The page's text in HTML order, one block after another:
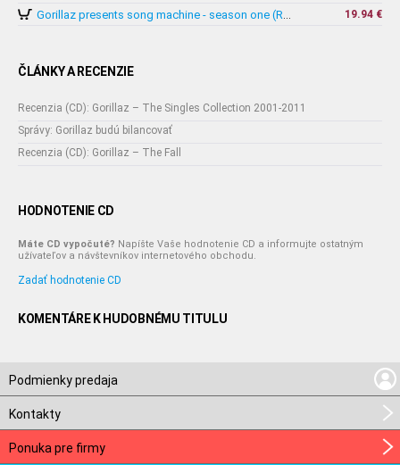
Gorillaz presents song machine - season one (Retailer Exclusive Vinyl)
19.94 €
ČLÁNKY A RECENZIE
Recenzia (CD): Gorillaz – The Singles Collection 2001-2011
Správy: Gorillaz budú bilancovať
Recenzia (CD): Gorillaz – The Fall
HODNOTENIE CD
Máte CD vypočuté? Napíšte Vaše hodnotenie CD a informujte ostatným
užívateľov a návštevníkov internetového obchodu.
Zadať hodnotenie CD
KOMENTÁRE K HUDOBNÉMU TITULU
Podmienky predaja
Kontakty
Ponuka pre firmy